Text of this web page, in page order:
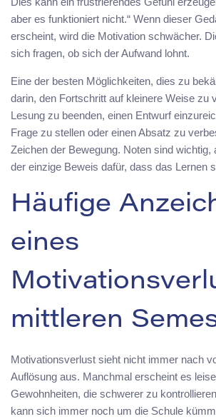
aber es funktioniert nicht.“ Wenn dieser
erscheint, wird die Motivation schwächer.
sich fragen, ob sich der Aufwand lohnt.
Eine der besten Möglichkeiten, dies zu
darin, den Fortschritt auf kleinere Weise zu
Lesung zu beenden, einen Entwurf
Frage zu stellen oder einen Absatz zu
Zeichen der Bewegung. Noten sind wichtig,
der einzige Beweis dafür, dass das Lernen
Häufige
eines
mittleren
Motivationsverlust sieht nicht immer nach
Auflösung aus. Manchmal erscheint es
Gewohnheiten, die schwerer zu
kann sich immer noch um die Schule